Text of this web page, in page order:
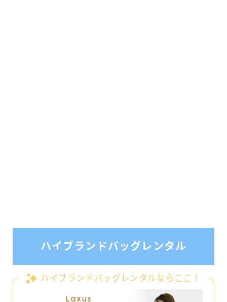
ハイブランドバッグレンタル
ハイブランドバッグレンタルならここ！